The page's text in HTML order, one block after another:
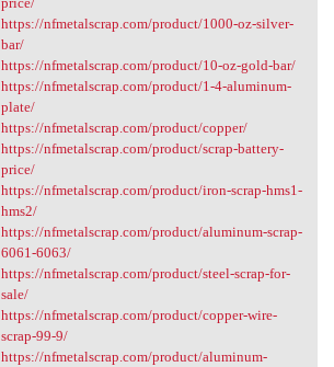
https://nfmetalscrap.com/product/1000-oz-silver-
bar/
https://nfmetalscrap.com/product/10-oz-gold-bar/
https://nfmetalscrap.com/product/1-4-aluminum-
plate/
https://nfmetalscrap.com/product/copper/
https://nfmetalscrap.com/product/scrap-battery-
price/
https://nfmetalscrap.com/product/iron-scrap-hms1-
hms2/
https://nfmetalscrap.com/product/aluminum-scrap-
6061-6063/
https://nfmetalscrap.com/product/steel-scrap-for-
sale/
https://nfmetalscrap.com/product/copper-wire-
scrap-99-9/
https://nfmetalscrap.com/product/aluminum-